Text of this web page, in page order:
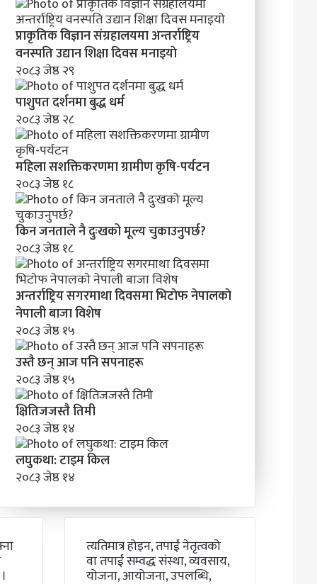
प्राकृतिक विज्ञान संग्रहालयमा अन्तर्राष्ट्रिय
वनस्पति उद्यान शिक्षा दिवस मनाइयाे
२०८३ जेष्ठ २९
पाशुपत दर्शनमा बुद्ध धर्म​
२०८३ जेष्ठ २८
महिला सशक्तिकरणमा ग्रामीण कृषि-पर्यटन
२०८३ जेष्ठ १८
किन जनताले नै दुःखको मूल्य चुकाउनुपर्छ?
२०८३ जेष्ठ १८
अन्तर्राष्ट्रिय सगरमाथा दिवसमा भिटाेफ नेपालकाे
नेपाली बाजा विशेष
२०८३ जेष्ठ १५
उस्तै छन् आज पनि सपनाहरू
२०८३ जेष्ठ १५
क्षितिजजस्तै तिमी
२०८३ जेष्ठ १४
लघुकथा: टाइम किल
२०८३ जेष्ठ १४
त्यतिमात्र होइन, तपाईं नेतृत्वको
वा तपाईं सम्वद्ध संस्था, व्यवसाय,
योजना, आयोजना, उपलब्धि,